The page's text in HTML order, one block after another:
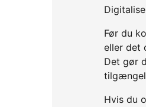
Før du
eller det
Det gør
Hvis du